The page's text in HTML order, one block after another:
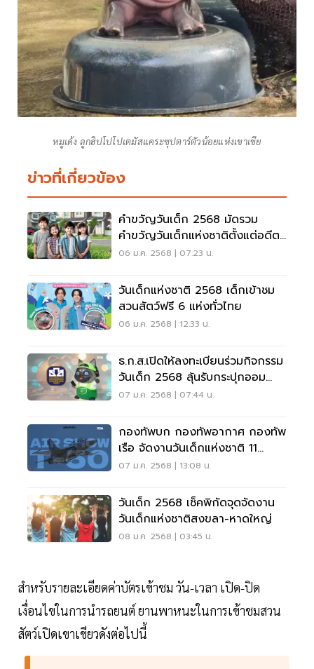
หมูเด้ง ลูกฮิปโปโปเตมัสแคระซุปตาร์ตัวน้อยแห่งเขาเขีย
ข่าวที่เกี่ยวข้อง
คำขวัญวันเด็ก 2568 มัดรวม
คำขวัญวันเด็กแห่งชาติตั้งแต่อดีต
จนถึงปัจจุบัน
06 ม.ค. 2568 | 07:23 น.
วันเด็กแห่งชาติ 2568 เด็กเข้าชม
สวนสัตว์ฟรี 6 แห่งทั่วไทย
06 ม.ค. 2568 | 12:33 น.
ธ.ก.ส.เปิดให้ลงทะเบียนร่วมกิจกรรม
วันเด็ก 2568 ลุ้นรับกระปุกออม
ทรัพย์
07 ม.ค. 2568 | 07:44 น.
กองทัพบก กองทัพอากาศ กองทัพ
เรือ จัดงานวันเด็กแห่งชาติ 11
ม.ค.68
07 ม.ค. 2568 | 13:08 น.
วันเด็ก 2568 เช็คพิกัดจุดจัดงาน
วันเด็กแห่งชาติสงขลา-หาดใหญ่
08 ม.ค. 2568 | 03:45 น.
สำหรับรายละเอียดค่าบัตรเข้าชม วัน-เวลา เปิด-ปิด
เงื่อนไขในการนำรถยนต์ ยานพาหนะในการเข้าชมสวน
สัตว์เปิดเขาเขียวดังต่อไปนี้